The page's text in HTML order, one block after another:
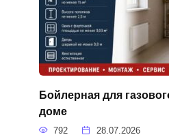
Бойлерная для
доме
792 28.07.2026